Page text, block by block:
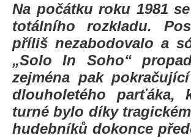
Na počátku roku 1981
totálního rozkladu.
příliš nezabodovalo a
„Solo In Soho“
zejména pak
dlouholetého parťáka,
turné bylo díky
hudebníků dokonce